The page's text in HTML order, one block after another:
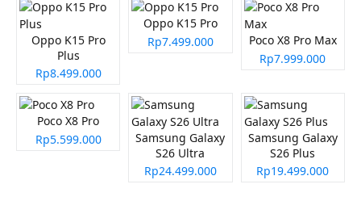
Oppo K15 Pro
Plus
Rp8.499.000
Oppo K15 Pro
Rp7.499.000
Poco X8 Pro Max
Rp7.999.000
Poco X8 Pro
Rp5.599.000
Samsung Galaxy
S26 Ultra
Rp24.499.000
Samsung Galaxy
S26 Plus
Rp19.499.000